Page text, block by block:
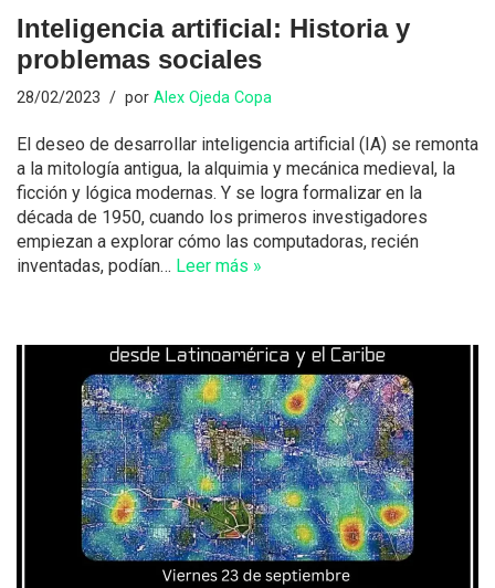
Inteligencia artificial: Historia y
problemas sociales
28/02/2023 por Alex Ojeda Copa
El deseo de desarrollar inteligencia artificial (IA) se remonta
a la mitología antigua, la alquimia y mecánica medieval, la
ficción y lógica modernas. Y se logra formalizar en la
década de 1950, cuando los primeros investigadores
empiezan a explorar cómo las computadoras, recién
inventadas, podían… Leer más »